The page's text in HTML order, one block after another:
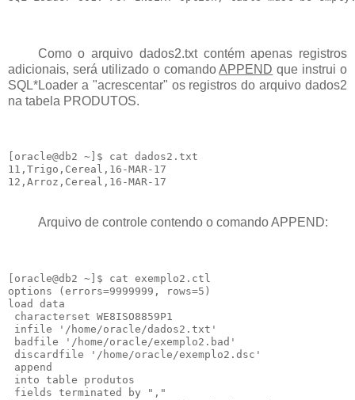
Como o arquivo dados2.txt contém apenas registros
adicionais, será utilizado o comandoAPPEND que instrui o
SQL*Loader a "acrescentar" os registros do arquivo dados2
na tabela PRODUTOS.
[oracle@db2 ~]$ cat dados2.txt
11,Trigo,Cereal,16-MAR-17
Arquivo de controle contendo o comando APPEND:
[oracle@db2 ~]$ cat exemplo2.ctl
options (errors=9999999, rows=5)
load data
characterset WE8ISO8859P1
infile '/home/oracle/dados2.txt'
badfile '/home/oracle/exemplo2.bad'
discardfile '/home/oracle/exemplo2.dsc'
append
into table produtos
fields terminated by ","